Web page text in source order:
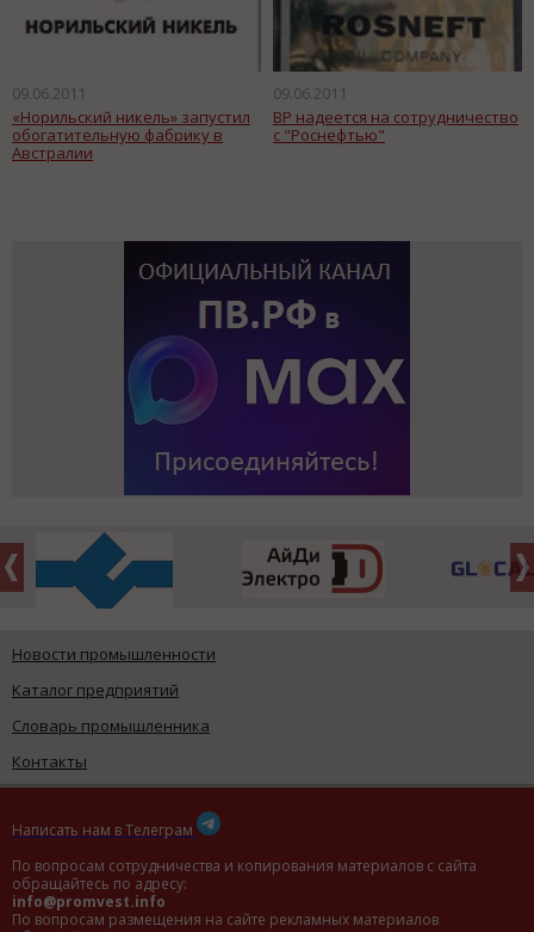
09.06.2011
«Норильский никель» запустил
обогатительную фабрику в
Австралии
09.06.2011
ВР надеется на сотрудничество
с "Роснефтью"
Новости промышленности
Каталог предприятий
Словарь промышленника
Контакты
Написать нам в Телеграм
По вопросам сотрудничества и копирования материалов с сайта
обращайтесь по адресу:
info@promvest.info
По вопросам размещения на сайте рекламных материалов